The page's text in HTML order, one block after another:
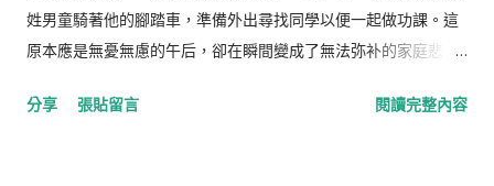
人群之中的他，還是如佛陀般廣施慈悲。 最終，Kate於2022年
離開了這個世界， 張洪量 在忍受失去愛妻的痛苦中，仍舊肩負起
哀傷與愛的力量。他的淚水，不只是對過往的緬懷，更是對未來
姓男童騎著他的腳踏車，準備外出尋找同學以便一起做功課。這
原本應是無憂無慮的午后，卻在瞬間變成了無法弥补的家庭悲
駕駛的電動機車相撞，隨後被另一輛由傅姓駕駛的休旅車輾過。
分享 張貼留言 閱讀完整內容